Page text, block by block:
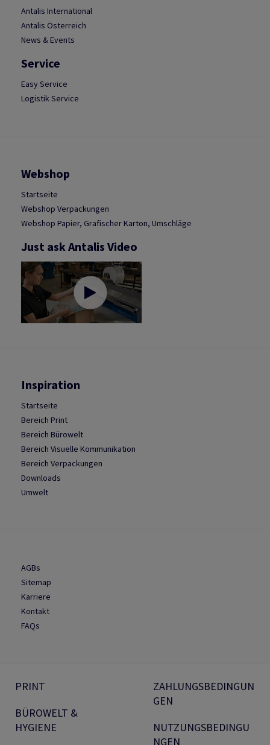
Antalis International
Antalis Österreich
News & Events
Service
Easy Service
Logistik Service
Webshop
Startseite
Webshop Verpackungen
Webshop Papier, Grafischer Karton, Umschläge
Just ask Antalis Video
Inspiration
Startseite
Bereich Print
Bereich Bürowelt
Bereich Visuelle Kommunikation
Bereich Verpackungen
Downloads
Umwelt
AGBs
Sitemap
Karriere
Kontakt
FAQs
PRINT
BÜROWELT &
HYGIENE
ZAHLUNGSBEDINGUN
GEN
NUTZUNGSBEDINGU
NGEN